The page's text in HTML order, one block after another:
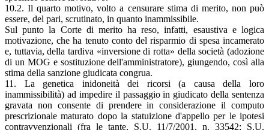
10.2. Il quarto motivo, volto a censurare stima di merito, non può
essere, del pari, scrutinato, in quanto inammissibile.
Sul punto la Corte di merito ha reso, infatti, esaustiva e logica
motivazione, che ha tenuto conto del risparmio di spesa incamerato
e, tuttavia, della tardiva «inversione di rotta» della società (adozione
di un MOG e sostituzione dell'amministratore), giungendo, così alla
stima della sanzione giudicata congrua.
11. La genetica inidoneità dei ricorsi (a causa della loro
inammissibilità) ad impedire il passaggio in giudicato della sentenza
gravata non consente di prendere in considerazione il computo
prescrizionale maturato dopo la statuizione d'appello per le ipotesi
contravvenzionali (fra le tante, S.U. 11/7/2001, n. 33542; S.U.